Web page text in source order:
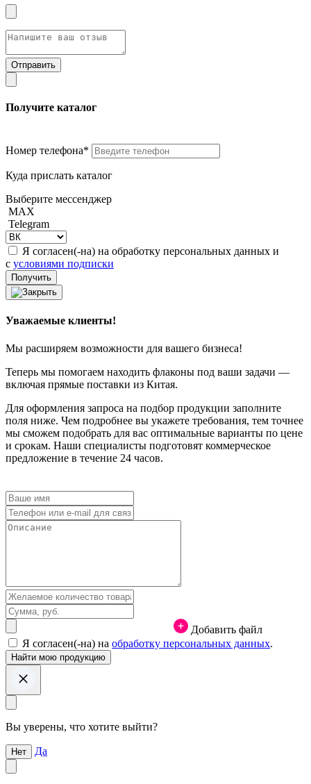
Получите каталог
Номер телефона*
Куда прислать каталог
Выберите мессенджер
MAX
Telegram
Я согласен(-на) на обработку персональных данных и
с условиями подписки
Уважаемые клиенты!
Мы расширяем возможности для вашего бизнеса!
Теперь мы помогаем находить флаконы под ваши задачи —
включая прямые поставки из Китая.
Для оформления запроса на подбор продукции заполните
поля ниже. Чем подробнее вы укажете требования, тем точнее
мы сможем подобрать для вас оптимальные варианты по цене
и срокам. Наши специалисты подготовят коммерческое
предложение в течение 24 часов.
Добавить файл
Я согласен(-на) на обработку персональных данных.
Вы уверены, что хотите выйти?
Нет Да